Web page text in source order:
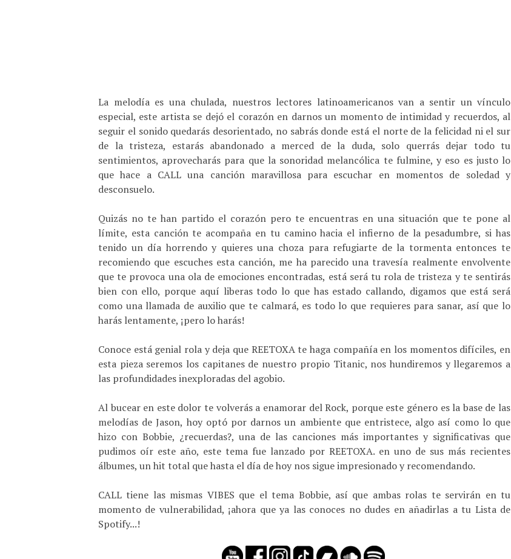
La melodía es una chulada, nuestros lectores latinoamericanos van a sentir un vínculo
especial, este artista se dejó el corazón en darnos un momento de intimidad y recuerdos, al
seguir el sonido quedarás desorientado, no sabrás donde está el norte de la felicidad ni el sur
de la tristeza, estarás abandonado a merced de la duda, solo querrás dejar todo tu
sentimientos, aprovecharás para que la sonoridad melancólica te fulmine, y eso es justo lo
que hace a CALL una canción maravillosa para escuchar en momentos de soledad y
desconsuelo.
Quizás no te han partido el corazón pero te encuentras en una situación que te pone al
límite, esta canción te acompaña en tu camino hacia el infierno de la pesadumbre, si has
tenido un día horrendo y quieres una choza para refugiarte de la tormenta entonces te
recomiendo que escuches esta canción, me ha parecido una travesía realmente envolvente
que te provoca una ola de emociones encontradas, está será tu rola de tristeza y te sentirás
bien con ello, porque aquí liberas todo lo que has estado callando, digamos que está será
como una llamada de auxilio que te calmará, es todo lo que requieres para sanar, así que lo
harás lentamente, ¡pero lo harás!
Conoce está genial rola y deja que REETOXA te haga compañía en los momentos difíciles, en
esta pieza seremos los capitanes de nuestro propio Titanic, nos hundiremos y llegaremos a
las profundidades inexploradas del agobio.
Al bucear en este dolor te volverás a enamorar del Rock, porque este género es la base de las
melodías de Jason, hoy optó por darnos un ambiente que entristece, algo así como lo que
hizo con Bobbie, ¿recuerdas?, una de las canciones más importantes y significativas que
pudimos oír este año, este tema fue lanzado por REETOXA. en uno de sus más recientes
álbumes, un hit total que hasta el día de hoy nos sigue impresionado y recomendando.
CALL tiene las mismas VIBES que el tema Bobbie, así que ambas rolas te servirán en tu
momento de vulnerabilidad, ¡ahora que ya las conoces no dudes en añadirlas a tu Lista de
Spotify...!